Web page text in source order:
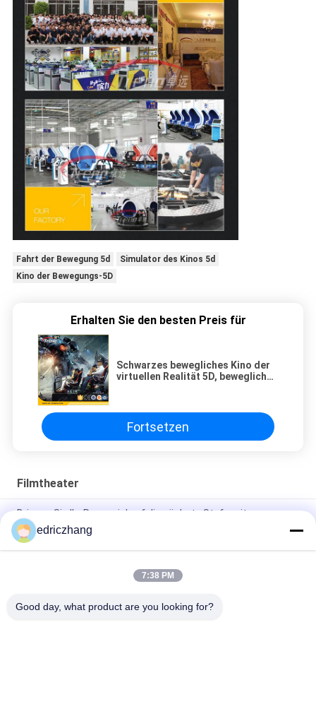
Fahrt der Bewegung 5d
Simulator des Kinos 5d
Kino der Bewegungs-5D
Erhalten Sie den besten Preis für
Schwarzes bewegliches Kino der
virtuellen Realität 5D, bewegliches
Fortsetzen
Filmtheater
Bringen Sie Ihr Rennspiel auf die nächste Stufe mit unserem
interaktiven Motion Race Simulator Ball Screen 380v
Interaktive Spiele Inhalt
edriczhang
7:38 PM
Good day, what product are you looking for?